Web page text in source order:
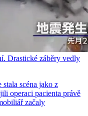
Drastické záběry vedly
scéna jako z
operaci pacienta právě
začaly